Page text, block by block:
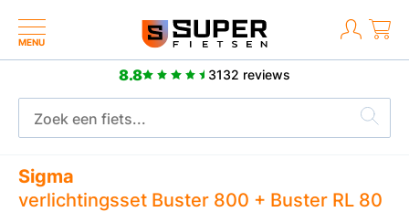
MENU
8.8 3132 reviews
2 jaar fabrieksgarantie
Sigma
verlichtingsset Buster 800 + Buster RL 80